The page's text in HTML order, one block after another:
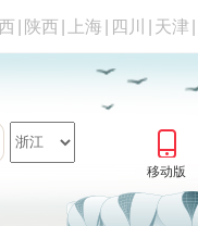
陕西 上海 四川 天津
移动版